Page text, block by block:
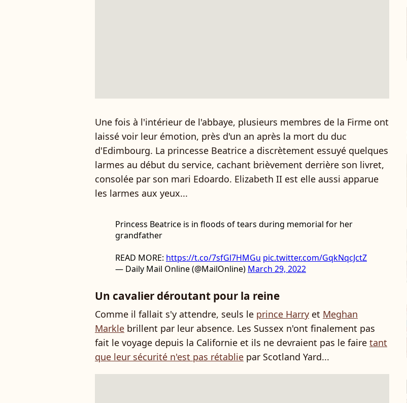
Une fois à l'intérieur de l'abbaye, plusieurs membres de la Firme ont
laissé voir leur émotion, près d'un an après la mort du duc
d'Edimbourg. La princesse Beatrice a discrètement essuyé quelques
larmes au début du service, cachant brièvement derrière son livret,
consolée par son mari Edoardo. Elizabeth II est elle aussi apparue
les larmes aux yeux...
Princess Beatrice is in floods of tears during memorial for her
grandfather
READ MORE: https://t.co/7sfGl7HMGu pic.twitter.com/GqkNqcJctZ
— Daily Mail Online (@MailOnline) March 29, 2022
Un cavalier déroutant pour la reine
Comme il fallait s'y attendre, seuls le prince Harry et Meghan
Markle brillent par leur absence. Les Sussex n'ont finalement pas
fait le voyage depuis la Californie et ils ne devraient pas le faire tant
que leur sécurité n'est pas rétablie par Scotland Yard...